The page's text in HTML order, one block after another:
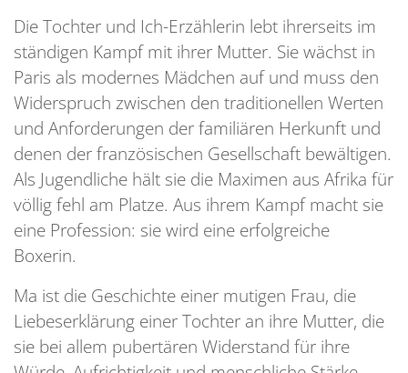
Die Tochter und Ich-Erzählerin lebt ihrerseits im
ständigen Kampf mit ihrer Mutter. Sie wächst in
Paris als modernes Mädchen auf und muss den
Widerspruch zwischen den traditionellen Werten
und Anforderungen der familiären Herkunft und
denen der französischen Gesellschaft bewältigen.
Als Jugendliche hält sie die Maximen aus Afrika für
völlig fehl am Platze. Aus ihrem Kampf macht sie
eine Profession: sie wird eine erfolgreiche
Boxerin.
Ma ist die Geschichte einer mutigen Frau, die
Liebeserklärung einer Tochter an ihre Mutter, die
sie bei allem pubertären Widerstand für ihre